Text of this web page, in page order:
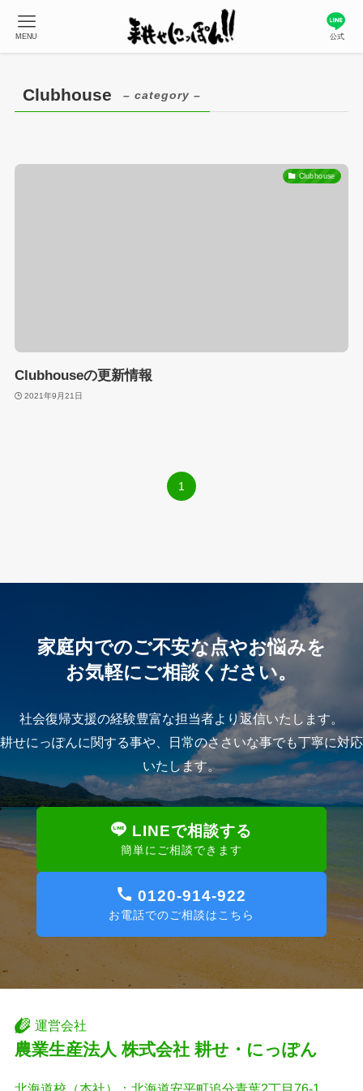
公式
MENU
Clubhouse – category –
Clubhouse
Clubhouseの更新情報
2021年9月21日
1
家庭内でのご不安な点やお悩みを
お気軽にご相談ください。
社会復帰支援の経験豊富な担当者より返信いたします。
耕せにっぽんに関する事や、日常のささいな事でも丁寧に対応
いたします。
LINEで相談する
簡単にご相談できます
0120-914-922
お電話でのご相談はこちら
運営会社
農業生産法人 株式会社 耕せ・にっぽん